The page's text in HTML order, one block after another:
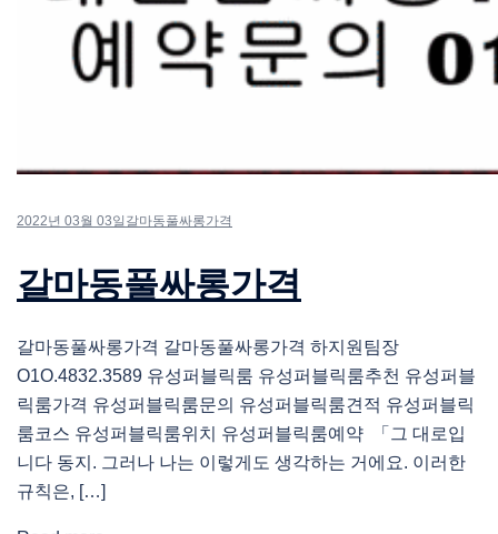
2022년 03월 03일 갈마동풀싸롱가격
갈마동풀싸롱가격
갈마동풀싸롱가격 갈마동풀싸롱가격 하지원팀장
O1O.4832.3589 유성퍼블릭룸 유성퍼블릭룸추천 유성퍼블
릭룸가격 유성퍼블릭룸문의 유성퍼블릭룸견적 유성퍼블릭
룸코스 유성퍼블릭룸위치 유성퍼블릭룸예약 「그 대로입
니다 동지. 그러나 나는 이렇게도 생각하는 거에요. 이러한
규칙은, […]